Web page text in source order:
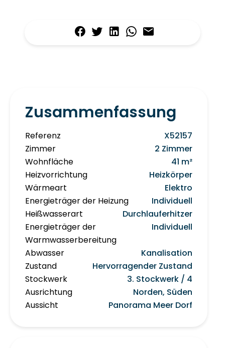
Zusammenfassung
Referenz
X52157
Zimmer
2 Zimmer
Wohnfläche
41 m²
Heizvorrichtung
Heizkörper
Wärmeart
Elektro
Energieträger der Heizung
Individuell
Heißwasserart
Durchlauferhitzer
Energieträger der
Warmwasserbereitung
Individuell
Abwasser
Kanalisation
Zustand
Hervorragender Zustand
Stockwerk
3. Stockwerk / 4
Ausrichtung
Norden, Süden
Aussicht
Panorama Meer Dorf